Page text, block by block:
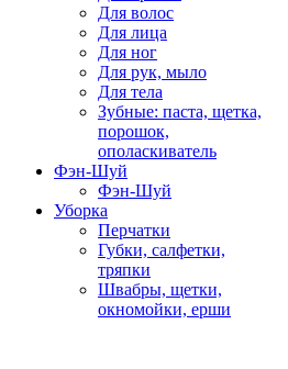
Для волос
Для лица
Для ног
Для рук, мыло
Для тела
Зубные: паста, щетка,
порошок,
ополаскиватель
Фэн-Шуй
Фэн-Шуй
Уборка
Перчатки
Губки, салфетки,
тряпки
Швабры, щетки,
окномойки, ерши